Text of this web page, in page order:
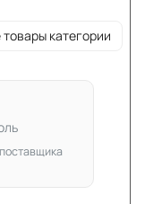
товары категории